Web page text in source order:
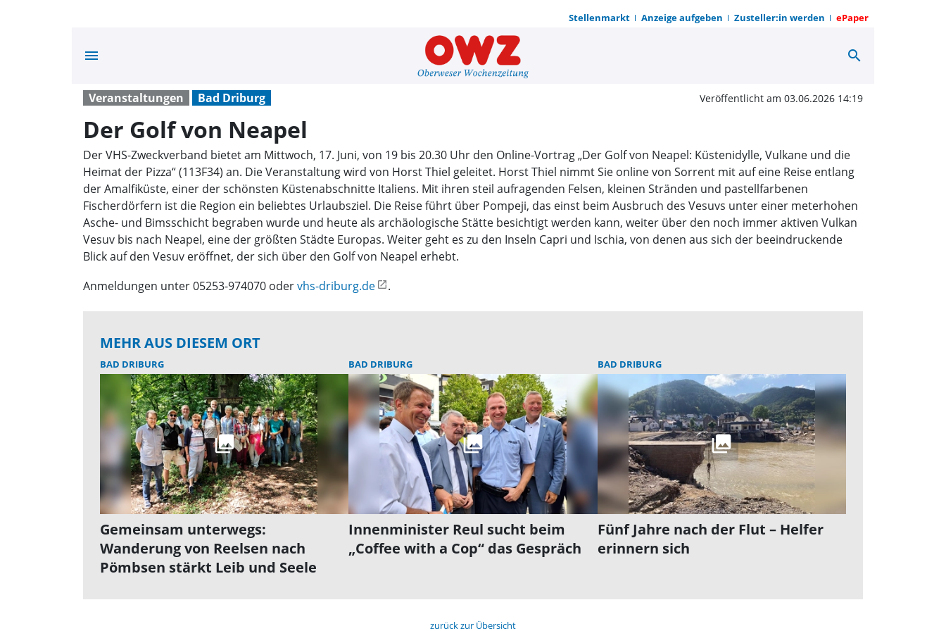
Stellenmarkt Anzeige aufgeben Zusteller:in werden ePaper
menu Der Golf von Neapel | OWZ zum
search
Veranstaltungen Bad Driburg Veröffentlicht am 03.06.2026 14:19
Der Golf von Neapel
Der VHS-Zweckverband bietet am Mittwoch, 17. Juni, von 19 bis 20.30 Uhr den Online-Vortrag „Der Golf von Neapel: Küstenidylle, Vulkane und die
Heimat der Pizza“ (113F34) an. Die Veranstaltung wird von Horst Thiel geleitet. Horst Thiel nimmt Sie online von Sorrent mit auf eine Reise entlang
der Amalfiküste, einer der schönsten Küstenabschnitte Italiens. Mit ihren steil aufragenden Felsen, kleinen Stränden und pastellfarbenen
Fischerdörfern ist die Region ein beliebtes Urlaubsziel. Die Reise führt über Pompeji, das einst beim Ausbruch des Vesuvs unter einer meterhohen
Asche- und Bimsschicht begraben wurde und heute als archäologische Stätte besichtigt werden kann, weiter über den noch immer aktiven Vulkan
Vesuv bis nach Neapel, eine der größten Städte Europas. Weiter geht es zu den Inseln Capri und Ischia, von denen aus sich der beeindruckende
Blick auf den Vesuv eröffnet, der sich über den Golf von Neapel erhebt.
Anmeldungen unter 05253-974070 odervhs-driburg.de .
MEHR AUS DIESEM ORT
BAD DRIBURG
Gemeinsam unterwegs:
Wanderung von Reelsen nach
Pömbsen stärkt Leib und Seele
BAD DRIBURG
Innenminister Reul sucht beim
„Coffee with a Cop“ das Gespräch
BAD DRIBURG
Fünf Jahre nach der Flut – Helfer
erinnern sich
zurück zur Übersicht